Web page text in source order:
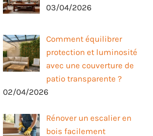
03/04/2026
Comment équilibrer
protection et luminosité
avec une couverture de
patio transparente ?
02/04/2026
Rénover un escalier en
bois facilement